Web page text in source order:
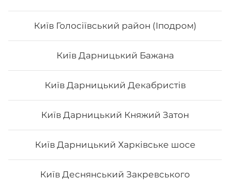
Київ Голосіївський район (Іподром)
Київ Дарницький Бажана
Київ Дарницький Декабристів
Київ Дарницький Княжий Затон
Київ Дарницький Харківське шосе
Київ Деснянський Закревського
222₴ Хочу